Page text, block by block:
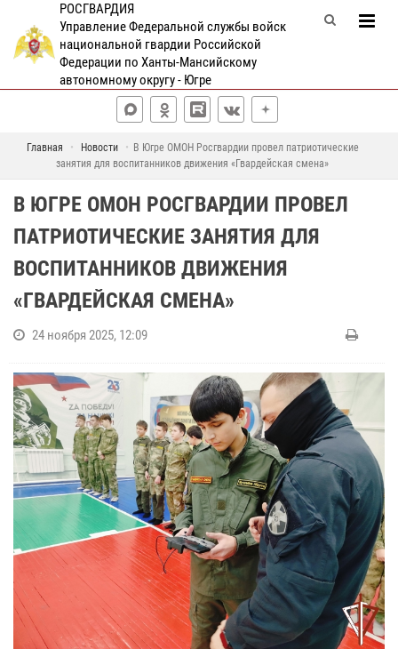
РОСГВАРДИЯ
Управление Федеральной службы войск
национальной гвардии Российской
Федерации по Ханты-Мансийскому
автономному округу - Югре
Главная Новости
В Югре ОМОН Росгвардии провел патриотические
занятия для воспитанников движения «Гвардейская смена»
В ЮГРЕ ОМОН РОСГВАРДИИ ПРОВЕЛ
ПАТРИОТИЧЕСКИЕ ЗАНЯТИЯ ДЛЯ
ВОСПИТАННИКОВ ДВИЖЕНИЯ
«ГВАРДЕЙСКАЯ СМЕНА»
24 ноября 2025, 12:09